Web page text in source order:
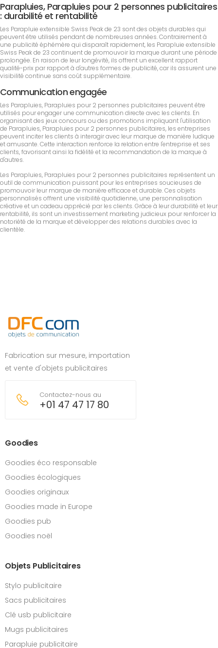
Parapluies, Parapluies pour 2 personnes publicitaires
: durabilité et rentabilité
Les Parapluie extensible Swiss Peak de 23 sont des objets durables qui
peuvent être utilisés pendant de nombreuses années. Contrairement à
une publicité éphémère qui disparaît rapidement, les Parapluie extensible
Swiss Peak de 23 continuent de promouvoir la marque durant une période
prolongée. En raison de leur longévité, ils offrent un excellent rapport
qualité-prix par rapport à d'autres formes de publicité, car ils assurent une
visibilité continue sans coût supplémentaire.
Communication engagée
Les Parapluies, Parapluies pour 2 personnes publicitaires peuvent être
utilisés pour engager une communication directe avec les clients. En
organisant des jeux concours ou des promotions impliquant l'utilisation
de Parapluies, Parapluies pour 2 personnes publicitaires, les entreprises
peuvent inciter les clients à interagir avec leur marque de manière ludique
et amusante. Cette interaction renforce la relation entre l'entreprise et ses
clients, favorisant ainsi la fidélité et la recommandation de la marque à
d'autres.
Les Parapluies, Parapluies pour 2 personnes publicitaires représentent un
outil de communication puissant pour les entreprises soucieuses de
promouvoir leur marque de manière efficace et durable. Ces objets
personnalisés offrent une visibilité quotidienne, une personnalisation
créative et un cadeau apprécié par les clients. Grâce à leur durabilité et leur
rentabilité, ils sont un investissement marketing judicieux pour renforcer la
notoriété de la marque et développer des relations durables avec la
clientèle.
Fabrication sur mesure, importation
et vente d'objets publicitaires
Contactez-nous au
+01 47 47 17 80
Goodies
Goodies éco responsable
Goodies écologiques
Goodies originaux
Goodies made in Europe
Goodies pub
Goodies noël
Objets Publicitaires
Stylo publicitaire
Sacs publicitaires
Clé usb publicitaire
Mugs publicitaires
Parapluie publicitaire